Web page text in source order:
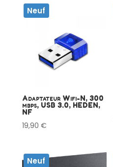
Neuf
Adaptateur Wifi-N, 300
mbps, USB 3.0, HEDEN,
NF
19,90 €
Neuf